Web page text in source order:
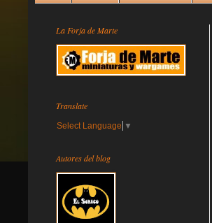
La Forja de Marte
Translate
Select Language ▼
Autores del blog